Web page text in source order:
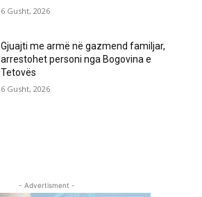
6 Gusht, 2026
Gjuajti me armë në gazmend familjar,
arrestohet personi nga Bogovina e
Tetovës
6 Gusht, 2026
- Advertisment -